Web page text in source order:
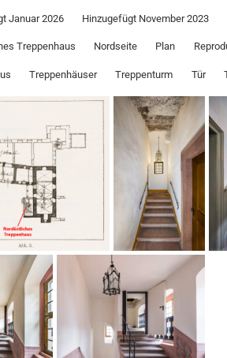
Januar 2026 Hinzugefügt November 2023
Treppenhaus Nordseite Plan
Treppenhäuser Treppenturm Tür